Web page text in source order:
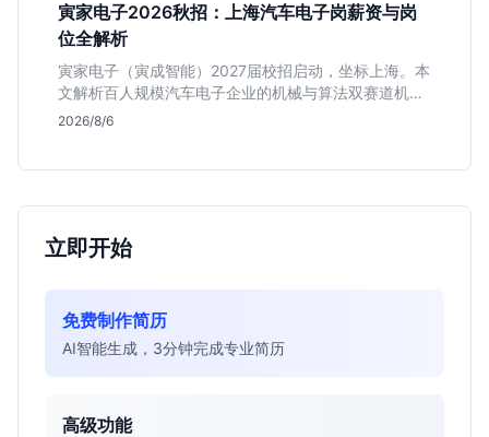
寅家电子2026秋招：上海汽车电子岗薪资与岗
位全解析
寅家电子（寅成智能）2027届校招启动，坐标上海。本
文解析百人规模汽车电子企业的机械与算法双赛道机
会，分析薪资面议背后的含金量及应届生成长路径，助
2026/8/6
立即开始
免费制作简历
AI智能生成，3分钟完成专业简历
高级功能